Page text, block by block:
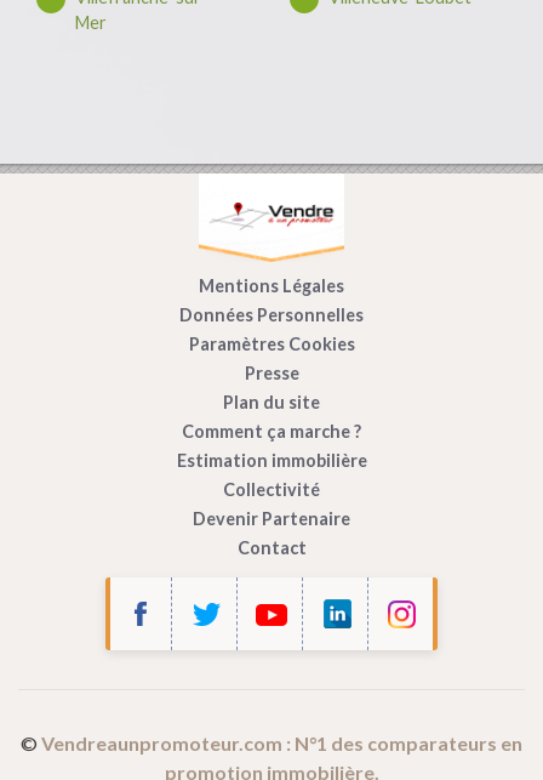
Bonjour c'est nous...
l’audience de son site internet.
Ces cookies sont partagés avec Google (Google Analytics).
Mer
Mentions Légales
Données Personnelles
Paramètres Cookies
Presse
Plan du site
Comment ça marche ?
Estimation immobilière
Collectivité
Devenir Partenaire
Contact
© Vendreaunpromoteur.com : N°1 des comparateurs en
promotion immobilière.